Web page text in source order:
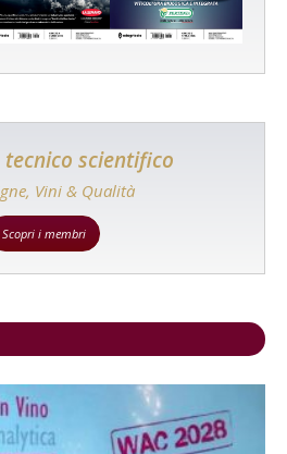
scientifico
Vini & Qualità
Scopri i membri